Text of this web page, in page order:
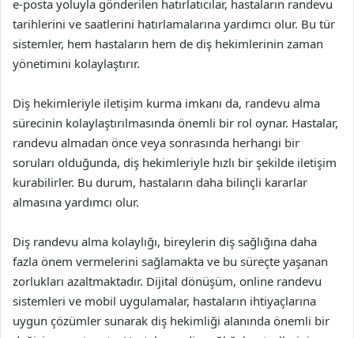
e-posta yoluyla gönderilen hatırlatıcılar, hastaların randevu
tarihlerini ve saatlerini hatırlamalarına yardımcı olur. Bu tür
sistemler, hem hastaların hem de diş hekimlerinin zaman
yönetimini kolaylaştırır.
Diş hekimleriyle iletişim kurma imkanı da, randevu alma
sürecinin kolaylaştırılmasında önemli bir rol oynar. Hastalar,
randevu almadan önce veya sonrasında herhangi bir
soruları olduğunda, diş hekimleriyle hızlı bir şekilde iletişim
kurabilirler. Bu durum, hastaların daha bilinçli kararlar
almasına yardımcı olur.
Diş randevu alma kolaylığı, bireylerin diş sağlığına daha
fazla önem vermelerini sağlamakta ve bu süreçte yaşanan
zorlukları azaltmaktadır. Dijital dönüşüm, online randevu
sistemleri ve mobil uygulamalar, hastaların ihtiyaçlarına
uygun çözümler sunarak diş hekimliği alanında önemli bir